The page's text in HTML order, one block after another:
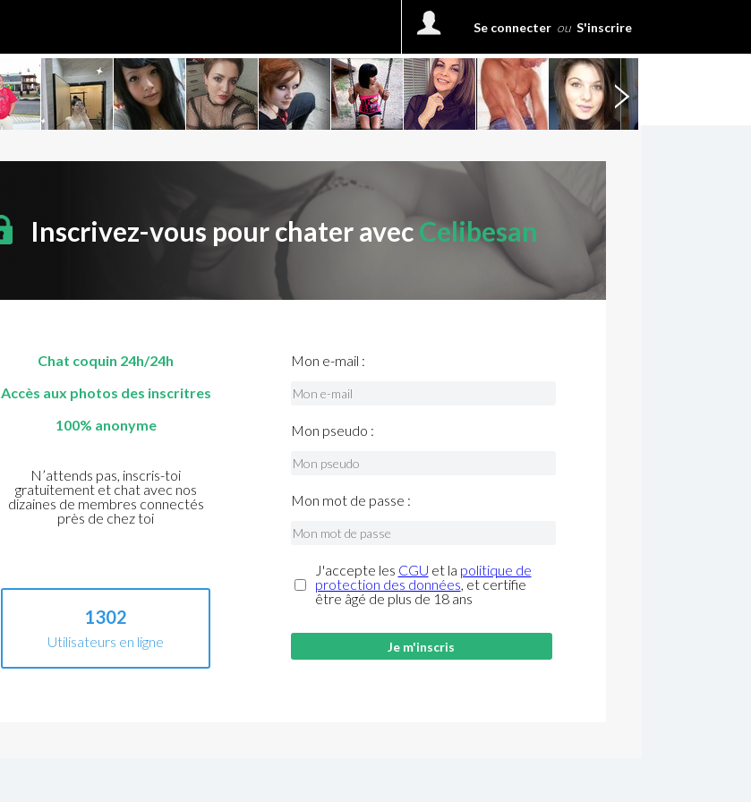
Se connecter ou S'inscrire
Inscrivez-vous pour chater avecCelibesan
Chat coquin 24h/24h
Accès aux photos des inscritres
100% anonyme
N’attends pas, inscris-toi
gratuitement et chat avec nos
dizaines de membres connectés
près de chez toi
1302
Utilisateurs en ligne
Mon e-mail :
Mon pseudo :
Mon mot de passe :
J'accepte les CGU et la politique de
protection des données, et certifie
être âgé de plus de 18 ans